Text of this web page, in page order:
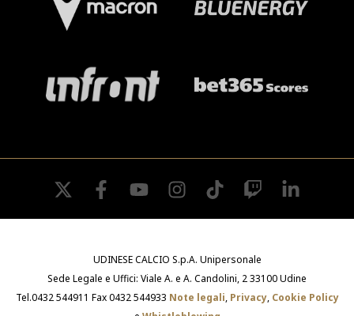
twitter facebookyoutube instagramtiktok twitch
UDINESE CALCIO S.p.A. Unipersonale
Sede Legale e Uffici: Viale A. e A. Candolini, 2 33100 Udine
Tel.0432 544911 Fax 0432 544933 Note legali, Privacy, Cookie Policy